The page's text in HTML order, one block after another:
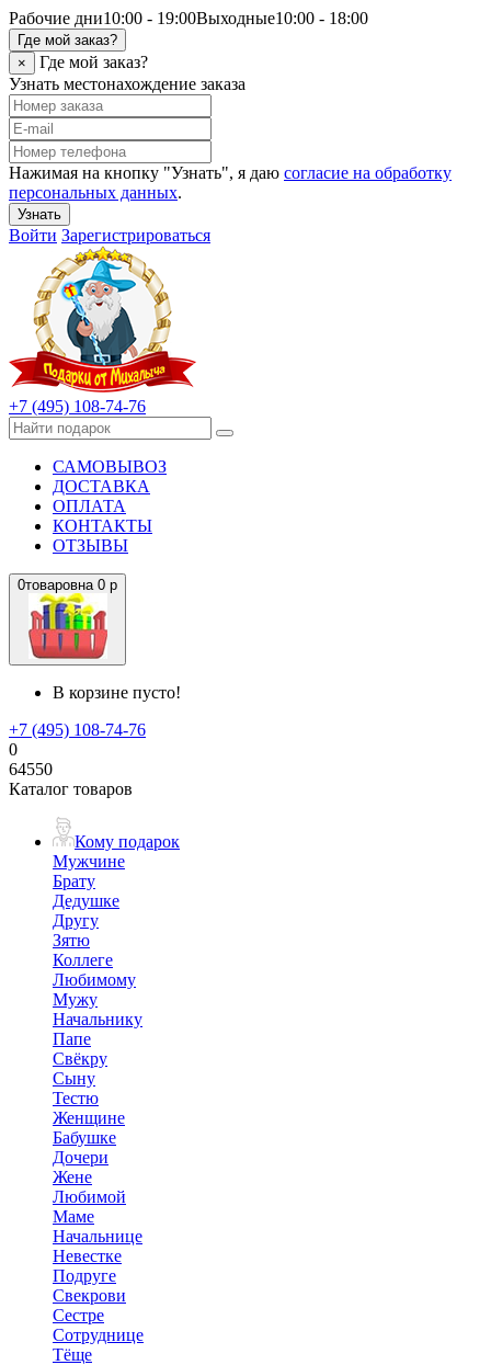
Рабочие дни10:00 - 19:00Выходные10:00 - 18:00
Где мой заказ?
×
Где мой заказ?
Узнать местонахождение заказа
Нажимая на кнопку "Узнать", я даю согласие на обработку
персональных данных.
Узнать
Войти Зарегистрироваться
+7 (495) 108-74-76
САМОВЫВОЗ
ДОСТАВКА
ОПЛАТА
КОНТАКТЫ
ОТЗЫВЫ
0товаровна 0 р
В корзине пусто!
+7 (495) 108-74-76
0
64550
Каталог товаров
Кому подарок
Мужчине
Брату
Дедушке
Другу
Зятю
Коллеге
Любимому
Мужу
Начальнику
Папе
Свёкру
Сыну
Тестю
Женщине
Бабушке
Дочери
Жене
Любимой
Маме
Начальнице
Невестке
Подруге
Свекрови
Сестре
Сотруднице
Тёще